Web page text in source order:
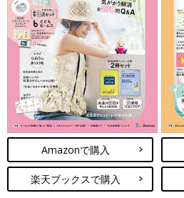
Amazonで購入
楽天ブックスで購入